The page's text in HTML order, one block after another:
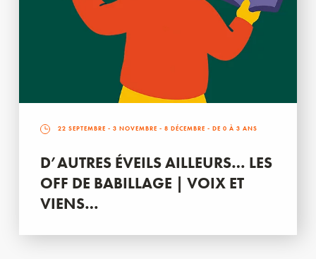
22 SEPTEMBRE - 3 NOVEMBRE - 8 DÉCEMBRE - DE 0 À 3 ANS
D’AUTRES ÉVEILS AILLEURS… LES
OFF DE BABILLAGE | VOIX ET
VIENS…